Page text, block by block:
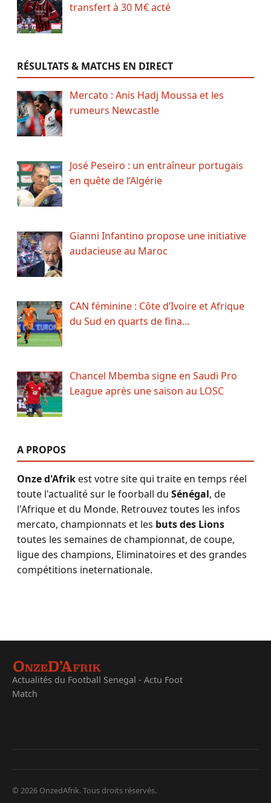
transfert à 30 M€ acté
RÉSULTATS & MATCHS EN DIRECT
Mercato : Anis Hadj Moussa et les
rumeurs Newcastle
José Peseiro : un entraîneur portugais
en quête de l’Algérie
Gianni Infantino propose une initiative
audacieuse au Maroc
CAN féminine : Côte d’Ivoire et Afrique
du Sud en quarts de fina…
Chancel Mbemba signe en Saudi Pro
League après une saison au LOSC
A PROPOS
Onze d'Afrikest votre site qui traite en temps réel
toute l'actualité sur le foorball du Sénégal, de
l'Afrique et du Monde. Retrouvez toutes les infos
mercato, championnats et les buts des Lions
toutes les semaines de championnat, de coupe,
ligue des champions, Eliminatoires et des grandes
compétitions ineternationale.
Actualités du Football Senegal - Actu Foot
Match
© 2026 OnzedAfrik. Tous droits réservés.